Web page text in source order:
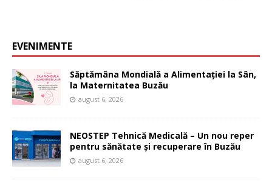
EVENIMENTE
Săptămâna Mondială a Alimentației la Sân,
la Maternitatea Buzău
august 6, 2026
NEOSTEP Tehnică Medicală – Un nou reper
pentru sănătate și recuperare în Buzău
august 6, 2026